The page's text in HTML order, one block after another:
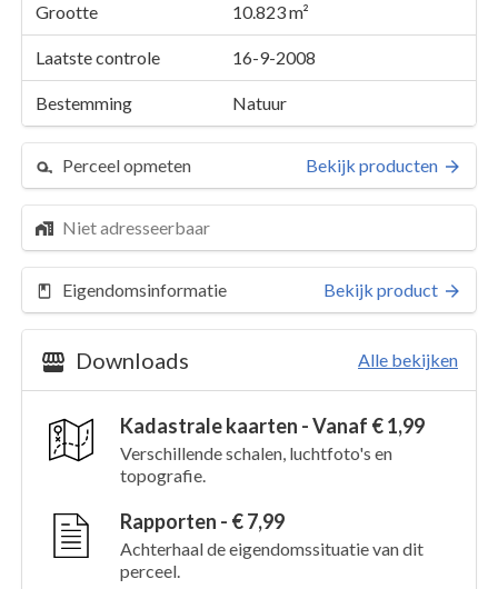
Grootte 10.823 m²
Laatste controle 16-9-2008
Bestemming Natuur
Perceel opmeten Bekijk producten
Niet adresseerbaar
Eigendomsinformatie Bekijk product
Downloads Alle bekijken
Kadastrale kaarten - Vanaf € 1,99
Verschillende schalen, luchtfoto's en
topografie.
Rapporten - € 7,99
Achterhaal de eigendomssituatie van dit
perceel.
Perceel 16
Kaarten en rapporten